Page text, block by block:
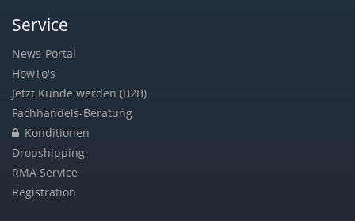
Service
News-Portal
HowTo's
Jetzt Kunde werden (B2B)
Fachhandels-Beratung
Konditionen
Dropshipping
RMA Service
Registration